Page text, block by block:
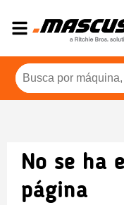
No se ha
página